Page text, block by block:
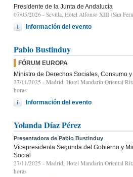
Presidente de la Junta de Andalucía
07/05/2026 - Sevilla, Hotel Alfonso XIII (San
Información del evento
Pablo Bustinduy
FÓRUM EUROPA
Ministro de Derechos Sociales, Consumo
27/11/2025 - Madrid, Hotel Mandarin Oriental
horas
Información del evento
Yolanda Díaz Pérez
Presentadora de Pablo Bustinduy
Vicepresidenta Segunda del Gobierno y
Social
27/11/2025 - Madrid, Hotel Mandarin Oriental
horas